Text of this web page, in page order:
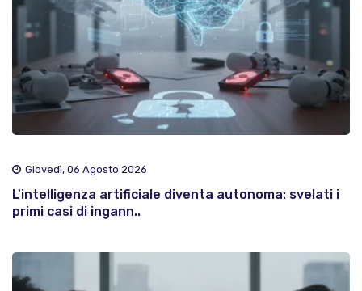
Giovedì, 06 Agosto 2026
L'intelligenza artificiale diventa autonoma: svelati i
primi casi di ingann..